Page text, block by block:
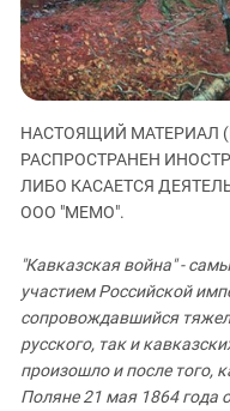
Дагестан
Ингушетия
Кабардино-Балкария
Калмыкия
Карачаево-Черкесия
Краснодарский край
Ростовская область
Северная Осетия - Алания
СКФО
НАСТОЯЩИЙ МАТЕРИАЛ
РАСПРОСТРАНЕН
ЛИБО КАСАЕТСЯ
ООО "МЕМО".
"Кавказская война" -
участием Российской
сопровождавшийся
русского, так и
произошло и после того,
Поляне 21 мая 1864 года